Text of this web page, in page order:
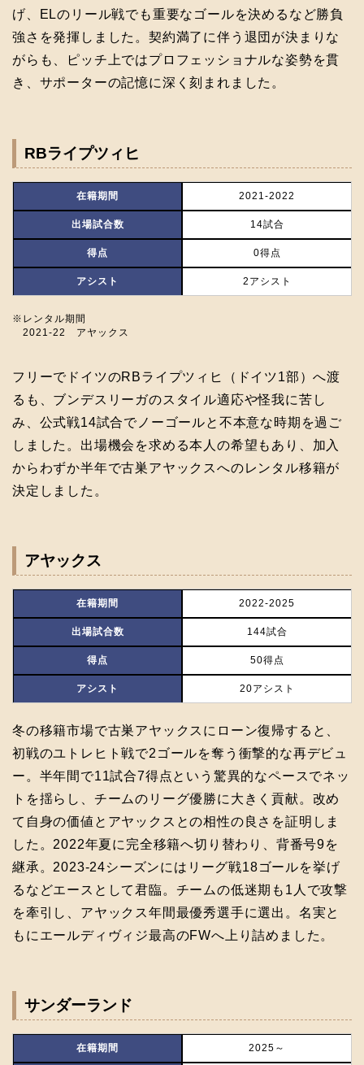
げ、ELのリール戦でも重要なゴールを決めるなど勝負
強さを発揮しました。契約満了に伴う退団が決まりな
がらも、ピッチ上ではプロフェッショナルな姿勢を貫
き、サポーターの記憶に深く刻まれました。
RBライプツィヒ
在籍期間 2021‐2022
出場試合数 14試合
得点 0得点
アシスト 2アシスト
※レンタル期間
2021-22 アヤックス
フリーでドイツのRBライプツィヒ（ドイツ1部）へ渡
るも、ブンデスリーガのスタイル適応や怪我に苦し
み、公式戦14試合でノーゴールと不本意な時期を過ご
しました。出場機会を求める本人の希望もあり、加入
からわずか半年で古巣アヤックスへのレンタル移籍が
決定しました。
アヤックス
在籍期間 2022‐2025
出場試合数 144試合
得点 50得点
アシスト 20アシスト
冬の移籍市場で古巣アヤックスにローン復帰すると、
初戦のユトレヒト戦で2ゴールを奪う衝撃的な再デビュ
ー。半年間で11試合7得点という驚異的なペースでネッ
トを揺らし、チームのリーグ優勝に大きく貢献。改め
て自身の価値とアヤックスとの相性の良さを証明しま
した。2022年夏に完全移籍へ切り替わり、背番号9を
継承。2023-24シーズンにはリーグ戦18ゴールを挙げ
るなどエースとして君臨。チームの低迷期も1人で攻撃
を牽引し、アヤックス年間最優秀選手に選出。名実と
もにエールディヴィジ最高のFWへ上り詰めました。
サンダーランド
在籍期間 2025～